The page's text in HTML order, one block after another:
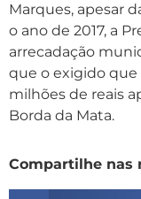
Marques, apesar
o ano de 2017, a
arrecadação
que o exigido que
milhões de reais
Borda da Mata.
Compartilhe nas